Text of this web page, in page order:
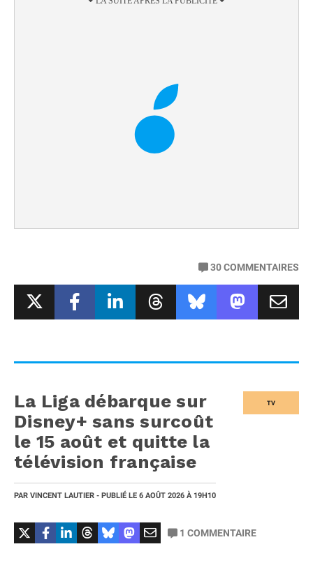
30COMMENTAIRES
TV
La Liga débarque sur
Disney+ sans surcoût
le 15 août et quitte la
télévision française
PAR VINCENT LAUTIER - PUBLIÉ LE 6 AOÛT 2026 À 19H10
1 COMMENTAIRE